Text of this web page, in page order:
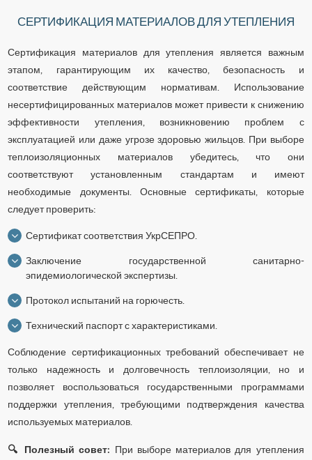
СЕРТИФИКАЦИЯ МАТЕРИАЛОВ ДЛЯ УТЕПЛЕНИЯ
Сертификация материалов для утепления является важным
этапом, гарантирующим их качество, безопасность и
соответствие действующим нормативам. Использование
несертифицированных материалов может привести к снижению
эффективности утепления, возникновению проблем с
эксплуатацией или даже угрозе здоровью жильцов. При выборе
теплоизоляционных материалов убедитесь, что они
соответствуют установленным стандартам и имеют
необходимые документы. Основные сертификаты, которые
следует проверить:
Сертификат соответствия УкрСЕПРО.
Заключение государственной санитарно-
эпидемиологической экспертизы.
Протокол испытаний на горючесть.
Технический паспорт с характеристиками.
Соблюдение сертификационных требований обеспечивает не
только надежность и долговечность теплоизоляции, но и
позволяет воспользоваться государственными программами
поддержки утепления, требующими подтверждения качества
используемых материалов.
🔍 Полезный совет: При выборе материалов для утепления